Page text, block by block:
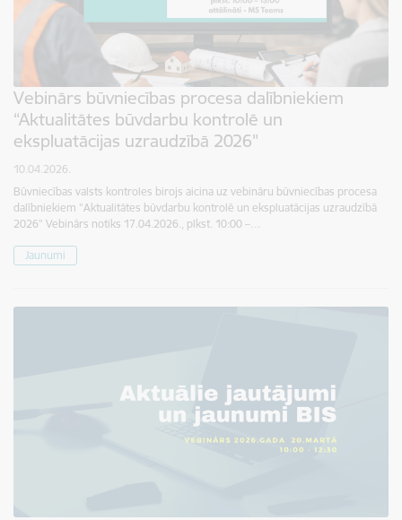
Vebinārs būvniecības procesa dalībniekiem
“Aktualitātes būvdarbu kontrolē un
ekspluatācijas uzraudzībā 2026"
10.04.2026.
Būvniecības valsts kontroles birojs aicina uz vebināru būvniecības procesa
dalībniekiem "Aktualitātes būvdarbu kontrolē un ekspluatācijas uzraudzībā
2026" Vebinārs notiks 17.04.2026., plkst. 10:00 –…
Jaunumi